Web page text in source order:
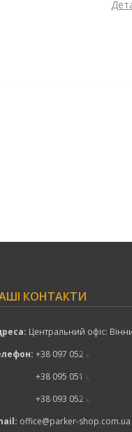
КОНТАКТИ
Центральний офіс:
+38 097 052 00 52
показати номер
+38 095 051 00 52
показати номер
+38 093 052 00 52
показати номер
office@parker-shop.com.ua